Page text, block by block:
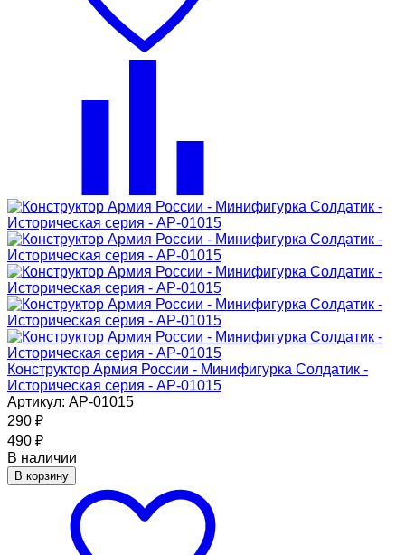
Конструктор Армия России - Минифигурка Солдатик -
Историческая серия - АР-01015
Артикул: АР-01015
290 ₽
490 ₽
В наличии
В корзину